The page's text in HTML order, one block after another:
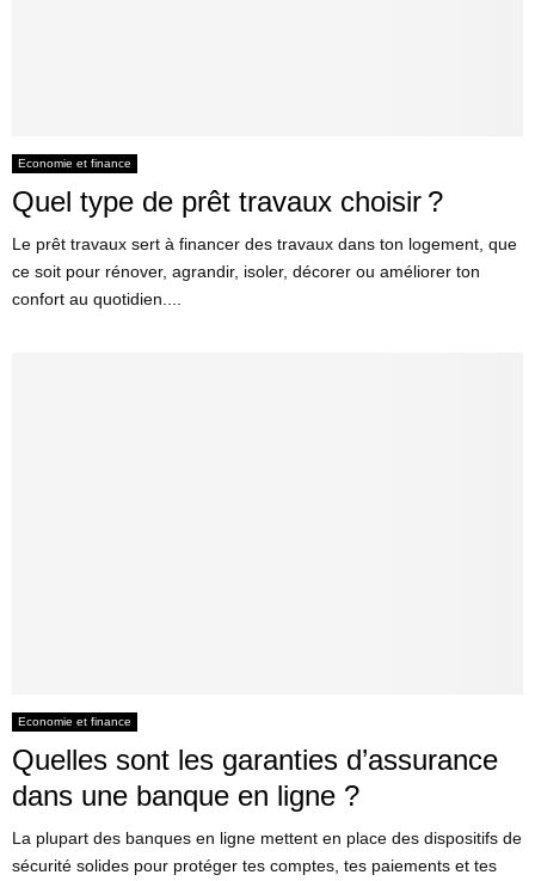
Economie et finance
Quel type de prêt travaux choisir ?
Le prêt travaux sert à financer des travaux dans ton logement, que
ce soit pour rénover, agrandir, isoler, décorer ou améliorer ton
confort au quotidien....
Economie et finance
Quelles sont les garanties d’assurance
dans une banque en ligne ?
La plupart des banques en ligne mettent en place des dispositifs de
sécurité solides pour protéger tes comptes, tes paiements et tes